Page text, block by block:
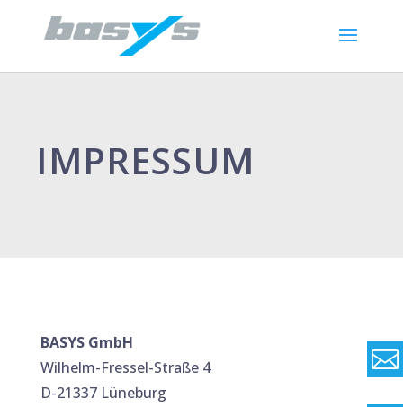
IMPRESSUM
BASYS GmbH
Wilhelm-Fressel-Straße 4
D-21337 Lüneburg

